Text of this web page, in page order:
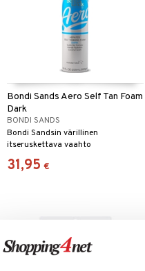
Bondi Sands Aero Self Tan Foam
Dark
BONDI SANDS
Bondi Sandsin värillinen
itseruskettava vaahto
31,95 €